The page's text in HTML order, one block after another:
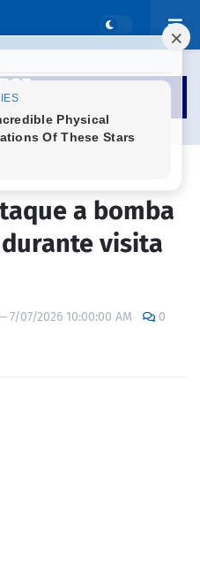
a bomba
visita
7/07/2026 10:00:00 AM 0